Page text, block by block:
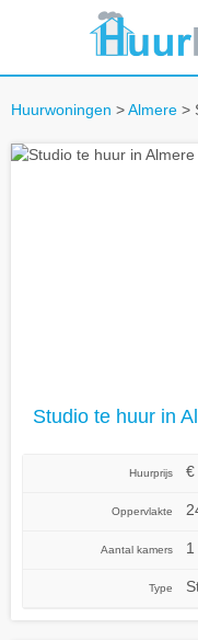
Huurwoningen >Almere >
Studio te huur in
Huurprijs €
Oppervlakte
Aantal kamers 1
Type